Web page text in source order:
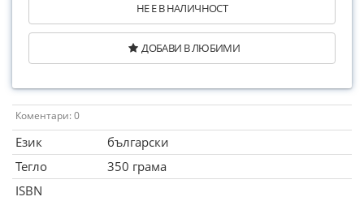
НЕ Е В НАЛИЧНОСТ
ДОБАВИ В ЛЮБИМИ
Коментари: 0
Език
български
Тегло
350 грама
ISBN